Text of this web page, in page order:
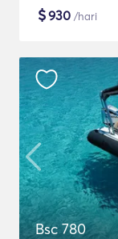
$930 /hari
Bsc 780